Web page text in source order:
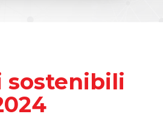
sostenibili